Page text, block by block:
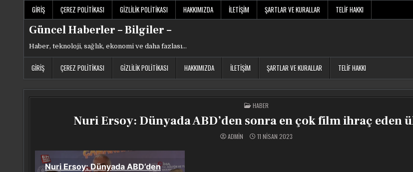
GIRIŞ ÇEREZ POLITIKASI GIZLILIK POLITIKASI HAKKIMIZDA İLETIŞIM ŞARTLAR VE KURALLAR TELIF HAKKI
Güncel Haberler – Bilgiler –
Haber, teknoloji, sağlık, ekonomi ve daha fazlası…
GIRIŞ ÇEREZ POLITIKASI GIZLILIK POLITIKASI HAKKIMIZDA İLETIŞIM ŞARTLAR VE KURALLAR TELIF HAKKI
POSTED
IN
HABER
Nuri Ersoy: Dünyada ABD’den sonra en çok film ihraç eden
ADMIN 11 NISAN 2023